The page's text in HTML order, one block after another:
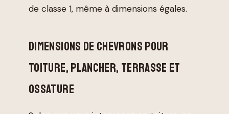
de classe 1, même à dimensions égales.
DIMENSIONS DE CHEVRONS POUR
TOITURE, PLANCHER, TERRASSE ET
OSSATURE